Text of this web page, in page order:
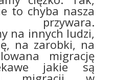
to chyba nasza
przywara.
na innych ludzi,
na zarobki, na
migrację
jakie są